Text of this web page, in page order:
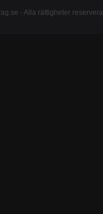
- Alla rättigheter